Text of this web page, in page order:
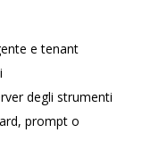
e tenant
degli strumenti
prompt o